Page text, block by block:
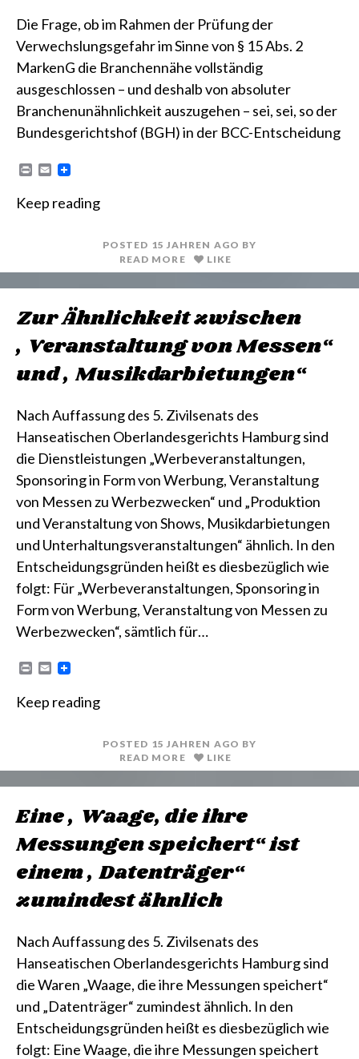
Die Frage, ob im Rahmen der Prüfung der
Verwechslungsgefahr im Sinne von § 15 Abs. 2
MarkenG die Branchennähe vollständig
ausgeschlossen – und deshalb von absoluter
Branchenunähnlichkeit auszugehen – sei, sei, so der
Bundesgerichtshof (BGH) in der BCC-Entscheidung
P
n
E
i
Keep reading
POSTED 15 JAHREN AGO BY
READ MORE
LIKE
Zur Ähnlichkeit zwischen
„Veranstaltung von Messen“
und „Musikdarbietungen“
Nach Auffassung des 5. Zivilsenats des
Hanseatischen Oberlandesgerichts Hamburg sind
die Dienstleistungen „Werbeveranstaltungen,
Sponsoring in Form von Werbung, Veranstaltung
von Messen zu Werbezwecken“ und „Produktion
und Veranstaltung von Shows, Musikdarbietungen
und Unterhaltungsveranstaltungen“ ähnlich. In den
Entscheidungsgründen heißt es diesbezüglich wie
folgt: Für „Werbeveranstaltungen, Sponsoring in
Form von Werbung, Veranstaltung von Messen zu
Werbezwecken“, sämtlich für…
P
n
E
i
Keep reading
POSTED 15 JAHREN AGO BY
READ MORE
LIKE
Eine „Waage, die ihre
Messungen speichert“ ist
einem „Datenträger“
zumindest ähnlich
Nach Auffassung des 5. Zivilsenats des
Hanseatischen Oberlandesgerichts Hamburg sind
die Waren „Waage, die ihre Messungen speichert“
und „Datenträger“ zumindest ähnlich. In den
Entscheidungsgründen heißt es diesbezüglich wie
folgt: Eine Waage, die ihre Messungen speichert